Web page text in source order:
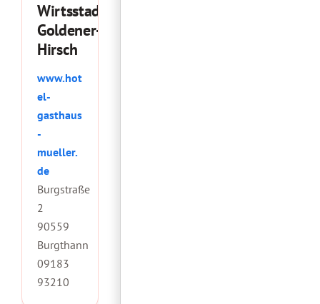
Wirtsstadl
Goldener-
Hirsch
www.hot
el-
gasthaus
-
mueller.
de
Burgstraße
2
90559
Burgthann
09183
93210